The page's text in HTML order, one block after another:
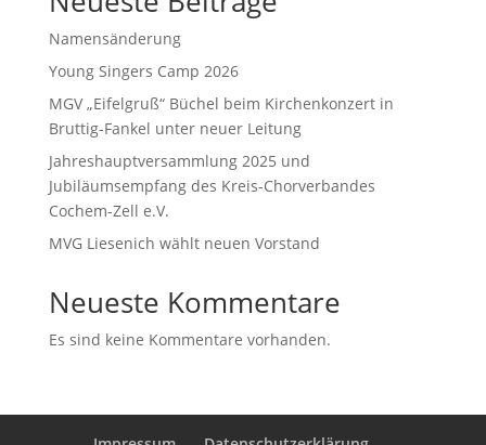
Namensänderung
Young Singers Camp 2026
MGV „Eifelgruß“ Büchel beim Kirchenkonzert in
Bruttig-Fankel unter neuer Leitung
Jahreshauptversammlung 2025 und
Jubiläumsempfang des Kreis-Chorverbandes
Cochem-Zell e.V.
MVG Liesenich wählt neuen Vorstand
Neueste Kommentare
Es sind keine Kommentare vorhanden.